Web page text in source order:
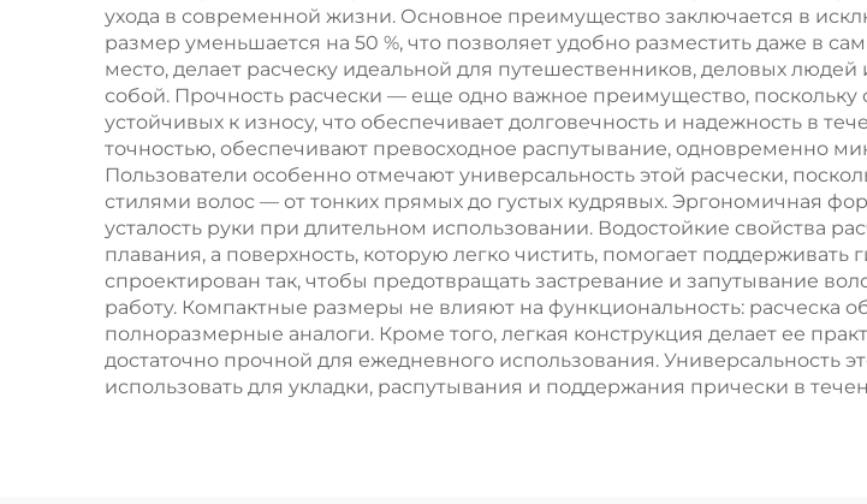
ухода в современной жизни. Основное преимущество заключается в
размер уменьшается на 50 %, что позволяет удобно разместить даже в
место, делает расческу идеальной для путешественников, деловых людей
собой. Прочность расчески — еще одно важное преимущество, поскольку
устойчивых к износу, что обеспечивает долговечность и надежность в
точностью, обеспечивают превосходное распутывание, одновременно
Пользователи особенно отмечают универсальность этой расчески,
стилями волос — от тонких прямых до густых кудрявых. Эргономичная
усталость руки при длительном использовании. Водостойкие свойства
плавания, а поверхность, которую легко чистить, помогает
спроектирован так, чтобы предотвращать застревание и запутывание
работу. Компактные размеры не влияют на функциональность: расческа
полноразмерные аналоги. Кроме того, легкая конструкция делает ее
достаточно прочной для ежедневного использования. Универсальность
использовать для укладки, распутывания и поддержания прически в